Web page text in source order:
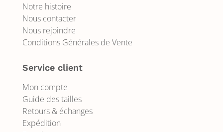
Notre histoire
Nous contacter
Nous rejoindre
Conditions Générales de Vente
Service client
Mon compte
Guide des tailles
Retours & échanges
Expédition